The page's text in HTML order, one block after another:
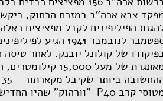
צבא ארה"ב במזרח הרחוק,
הפיליפינים לקבל מפציצים
של קולונל יובנק. לאחר טיסה
מאתגרת של מעל
ביותר שקיבל מקארתור - 35 מפציצי
קרב P40 "וורהוק" שהיו